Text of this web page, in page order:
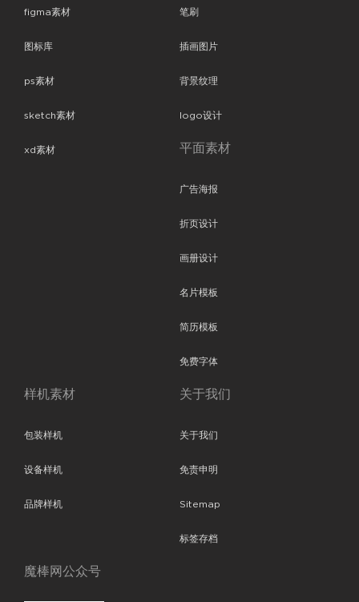
figma素材
图标库
ps素材
sketch素材
xd素材
笔刷
插画图片
背景纹理
logo设计
平面素材
广告海报
折页设计
画册设计
名片模板
简历模板
免费字体
样机素材
包装样机
设备样机
品牌样机
关于我们
关于我们
免责申明
Sitemap
标签存档
魔棒网公众号